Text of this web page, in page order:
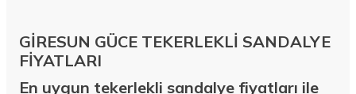
GİRESUN GÜCE TEKERLEKLİ SANDALYE
FİYATLARI
En uygun tekerlekli sandalye fiyatları ile